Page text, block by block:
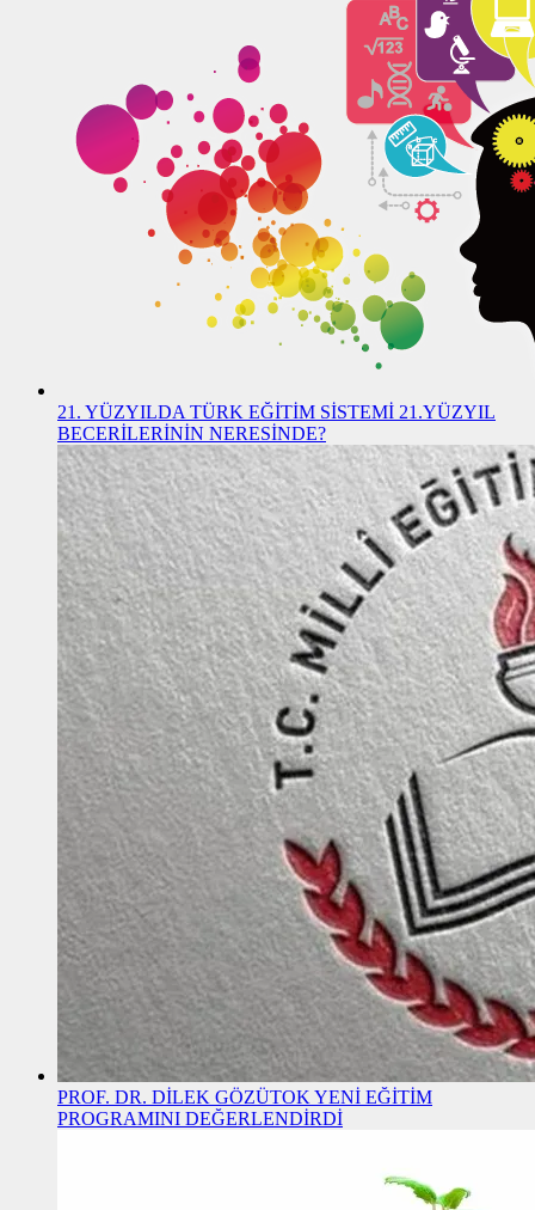
21. YÜZYILDA TÜRK EĞİTİM SİSTEMİ 21.YÜZYIL
BECERİLERİNİN NERESİNDE?
PROF. DR. DİLEK GÖZÜTOK YENİ EĞİTİM
PROGRAMINI DEĞERLENDİRDİ